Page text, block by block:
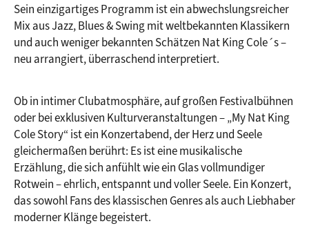
Sein einzigartiges Programm ist ein abwechslungsreicher
Mix aus Jazz, Blues & Swing mit weltbekannten Klassikern
und auch weniger bekannten Schätzen Nat King Cole´s –
neu arrangiert, überraschend interpretiert.
Ob in intimer Clubatmosphäre, auf großen Festivalbühnen
oder bei exklusiven Kulturveranstaltungen – „My Nat King
Cole Story“ ist ein Konzertabend, der Herz und Seele
gleichermaßen berührt: Es ist eine musikalische
Erzählung, die sich anfühlt wie ein Glas vollmundiger
Rotwein – ehrlich, entspannt und voller Seele. Ein Konzert,
das sowohl Fans des klassischen Genres als auch Liebhaber
moderner Klänge begeistert.